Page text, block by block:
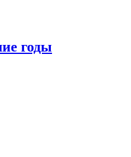
годы